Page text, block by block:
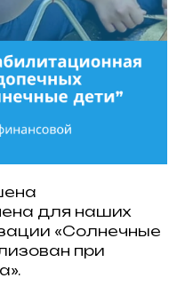
для наших
«Солнечные
при